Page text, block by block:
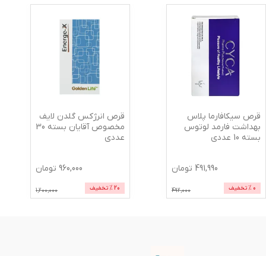
قرص سیکافارما پلاس
بهداشت فارمد لوتوس
بسته 10 عددی
491,990 تومان
0 % تخفیف 492,000
قرص انرژکس گلدن لایف
مخصوص آقایان بسته 30
عددی
960,000 تومان
20 % تخفیف 1,200,000